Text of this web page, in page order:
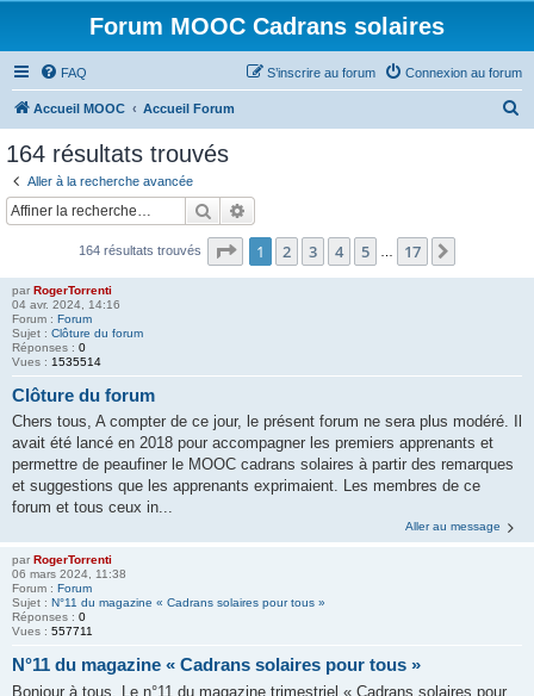
Forum MOOC Cadrans solaires
FAQ Connexion au forum
S’inscrire au forum
Accueil MOOC Accueil Forum
c
164 résultats trouvés
Aller à la recherche avancée
Rechercher
164 résultats trouvés Page 1sur17
1 2 3 4 5 17
par RogerTorrenti
04 avr. 2024, 14:16
Forum : Forum
Sujet : Clôture du forum
Réponses : 0
Vues : 1535514
Clôture du forum
Chers tous, A compter de ce jour, le présent forum ne sera plus modéré. Il
avait été lancé en 2018 pour accompagner les premiers apprenants et
permettre de peaufiner le MOOC cadrans solaires à partir des remarques
et suggestions que les apprenants exprimaient. Les membres de ce
forum et tous ceux in...
Aller au message
par RogerTorrenti
06 mars 2024, 11:38
Forum : Forum
Sujet : N°11 du magazine « Cadrans solaires pour tous »
Réponses : 0
Vues : 557711
N°11 du magazine « Cadrans solaires pour tous »
Bonjour à tous, Le n°11 du magazine trimestriel « Cadrans solaires pour